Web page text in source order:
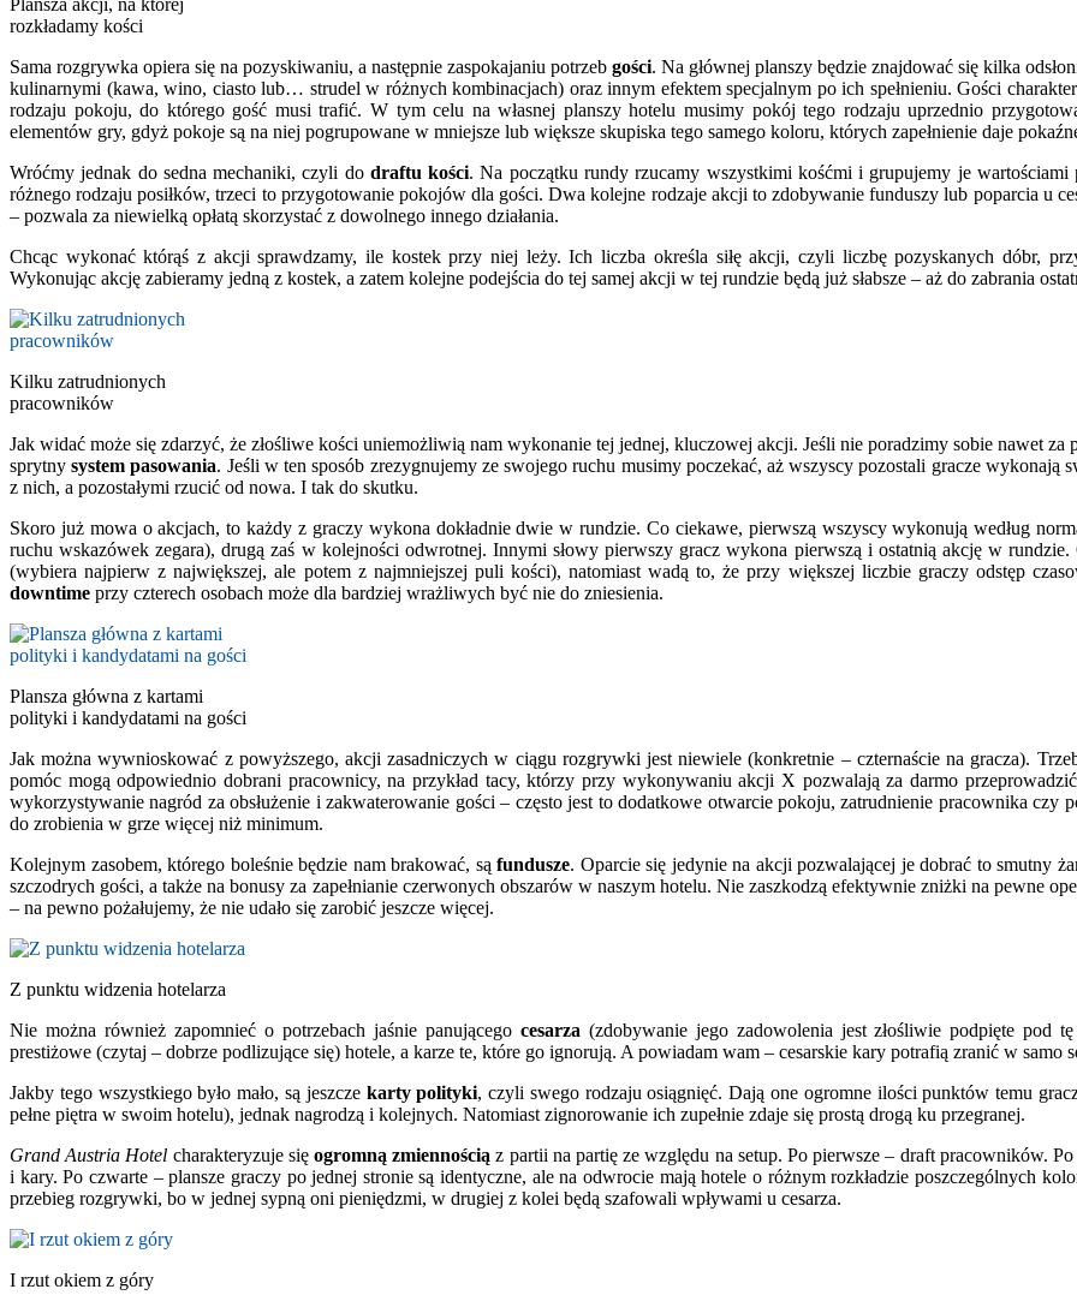
rozkładamy kości
Sama rozgrywka opiera się na pozyskiwaniu, a następnie zaspokajaniu potrzeb gości. Na głównej planszy będzie znajdować się kilka
kulinarnymi (kawa, wino, ciasto lub… strudel w różnych kombinacjach) oraz innym efektem specjalnym po ich spełnieniu. Gości
rodzaju pokoju, do którego gość musi trafić. W tym celu na własnej planszy hotelu musimy pokój tego rodzaju uprzednio
elementów gry, gdyż pokoje są na niej pogrupowane w mniejsze lub większe skupiska tego samego koloru, których zapełnienie daje
Wróćmy jednak do sedna mechaniki, czyli do draftu kości. Na początku rundy rzucamy wszystkimi kośćmi i grupujemy je
różnego rodzaju posiłków, trzeci to przygotowanie pokojów dla gości. Dwa kolejne rodzaje akcji to zdobywanie funduszy lub poparcia u
– pozwala za niewielką opłatą skorzystać z dowolnego innego działania.
Chcąc wykonać którąś z akcji sprawdzamy, ile kostek przy niej leży. Ich liczba określa siłę akcji, czyli liczbę pozyskanych dóbr,
Wykonując akcję zabieramy jedną z kostek, a zatem kolejne podejścia do tej samej akcji w tej rundzie będą już słabsze – aż do zabrania
Kilku zatrudnionych
pracowników
Jak widać może się zdarzyć, że złośliwe kości uniemożliwią nam wykonanie tej jednej, kluczowej akcji. Jeśli nie poradzimy sobie nawet za
sprytnysystem pasowania. Jeśli w ten sposób zrezygnujemy ze swojego ruchu musimy poczekać, aż wszyscy pozostali gracze wykonają
z nich, a pozostałymi rzucić od nowa. I tak do skutku.
Skoro już mowa o akcjach, to każdy z graczy wykona dokładnie dwie w rundzie. Co ciekawe, pierwszą wszyscy wykonują według
ruchu wskazówek zegara), drugą zaś w kolejności odwrotnej. Innymi słowy pierwszy gracz wykona pierwszą i ostatnią akcję w
(wybiera najpierw z największej, ale potem z najmniejszej puli kości), natomiast wadą to, że przy większej liczbie graczy odstęp
downtime przy czterech osobach może dla bardziej wrażliwych być nie do zniesienia.
Plansza główna z kartami
polityki i kandydatami na gości
Jak można wywnioskować z powyższego, akcji zasadniczych w ciągu rozgrywki jest niewiele (konkretnie – czternaście na gracza).
pomóc mogą odpowiednio dobrani pracownicy, na przykład tacy, którzy przy wykonywaniu akcji X pozwalają za darmo
wykorzystywanie nagród za obsłużenie i zakwaterowanie gości – często jest to dodatkowe otwarcie pokoju, zatrudnienie pracownika
do zrobienia w grze więcej niż minimum.
Kolejnym zasobem, którego boleśnie będzie nam brakować, są fundusze. Oparcie się jedynie na akcji pozwalającej je dobrać to smutny
szczodrych gości, a także na bonusy za zapełnianie czerwonych obszarów w naszym hotelu. Nie zaszkodzą efektywnie zniżki na pewne
– na pewno pożałujemy, że nie udało się zarobić jeszcze więcej.
Z punktu widzenia hotelarza
Nie można również zapomnieć o potrzebach jaśnie panującego cesarza (zdobywanie jego zadowolenia jest złośliwie podpięte pod
prestiżowe (czytaj – dobrze podlizujące się) hotele, a karze te, które go ignorują. A powiadam wam – cesarskie kary potrafią zranić w samo
Jakby tego wszystkiego było mało, są jeszcze karty polityki, czyli swego rodzaju osiągnięć. Dają one ogromne ilości punktów temu
pełne piętra w swoim hotelu), jednak nagrodzą i kolejnych. Natomiast zignorowanie ich zupełnie zdaje się prostą drogą ku przegranej.
Grand Austria Hotel charakteryzuje się ogromną zmiennością z partii na partię ze względu na setup. Po pierwsze – draft pracowników.
i kary. Po czwarte – plansze graczy po jednej stronie są identyczne, ale na odwrocie mają hotele o różnym rozkładzie poszczególnych
przebieg rozgrywki, bo w jednej sypną oni pieniędzmi, w drugiej z kolei będą szafowali wpływami u cesarza.
I rzut okiem z góry